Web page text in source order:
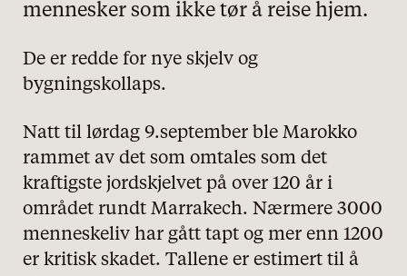
mennesker som ikke tør å reise hjem.
De er redde for nye skjelv og
bygningskollaps.
Natt til lørdag 9.september ble Marokko
rammet av det som omtales som det
kraftigste jordskjelvet på over 120 år i
området rundt Marrakech. Nærmere 3000
menneskeliv har gått tapt og mer enn 1200
er kritisk skadet. Tallene er estimert til å